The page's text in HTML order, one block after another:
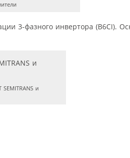
3-фазного инвертора (В6CI).
и